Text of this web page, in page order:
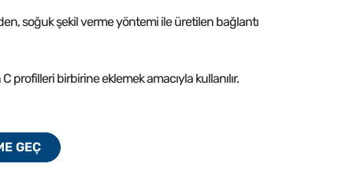
soğuk şekil verme yöntemi ile üretilen bağlantı
profilleri birbirine eklemek amacıyla kullanılır.
GEÇ